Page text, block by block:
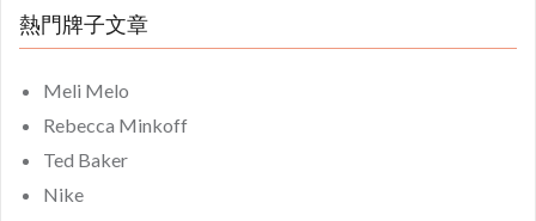
熱門牌子文章
Meli Melo
Rebecca Minkoff
Ted Baker
Nike